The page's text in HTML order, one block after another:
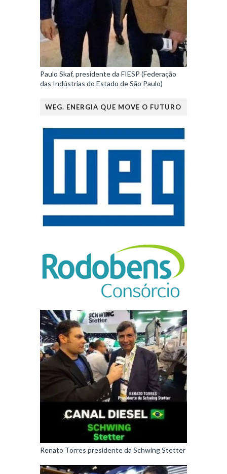
Paulo Skaf, presidente da FIESP (Federação
das Indústrias do Estado de São Paulo)
WEG. ENERGIA QUE MOVE O FUTURO
Renato Torres presidente da Schwing Stetter